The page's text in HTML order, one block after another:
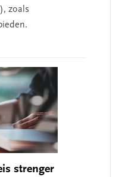
zoals
strenger